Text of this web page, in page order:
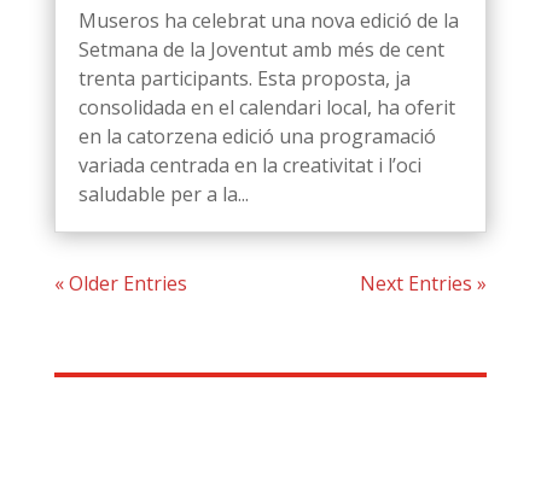
Museros ha celebrat una nova edició de la
Setmana de la Joventut amb més de cent
trenta participants. Esta proposta, ja
consolidada en el calendari local, ha oferit
en la catorzena edició una programació
variada centrada en la creativitat i l’oci
saludable per a la...
« Older Entries Next Entries »